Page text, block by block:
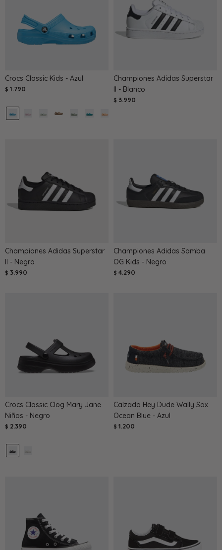
Crocs Classic Kids - Azul
$ 1.790
Championes Adidas Superstar
II - Blanco
$ 3.990
Championes Adidas Superstar
II - Negro
$ 3.990
Championes Adidas Samba
OG Kids - Negro
$ 4.290
Crocs Classic Clog Mary Jane
Niños - Negro
$ 2.390
Calzado Hey Dude Wally Sox
Ocean Blue - Azul
$ 1.200